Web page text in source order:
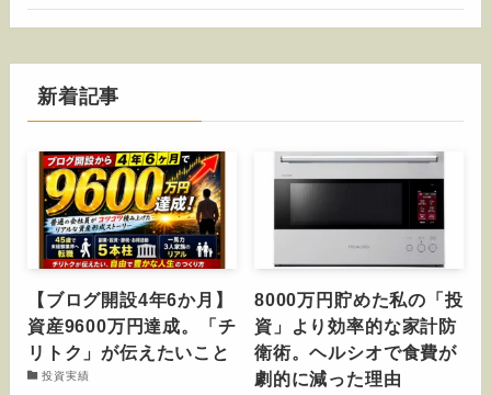
新着記事
【ブログ開設4年6か月】
資産9600万円達成。「チ
リトク」が伝えたいこと
投資実績
8000万円貯めた私の「投
資」より効率的な家計防
衛術。ヘルシオで食費が
劇的に減った理由